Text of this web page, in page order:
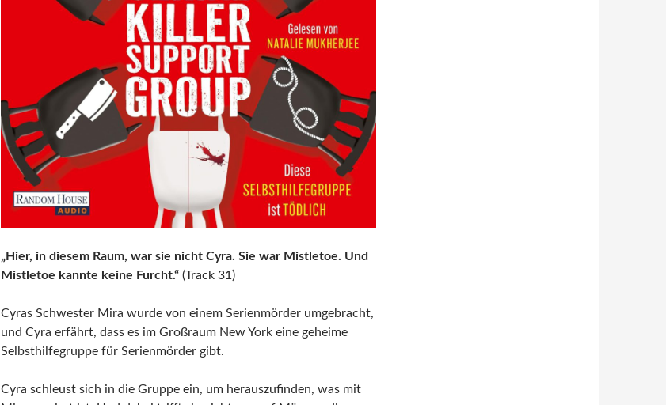
„Hier, in diesem Raum, war sie nicht Cyra. Sie war Mistletoe. Und
Mistletoe kannte keine Furcht.“ (Track 31)
Cyras Schwester Mira wurde von einem Serienmörder umgebracht,
und Cyra erfährt, dass es im Großraum New York eine geheime
Selbsthilfegruppe für Serienmörder gibt.
Cyra schleust sich in die Gruppe ein, um herauszufinden, was mit